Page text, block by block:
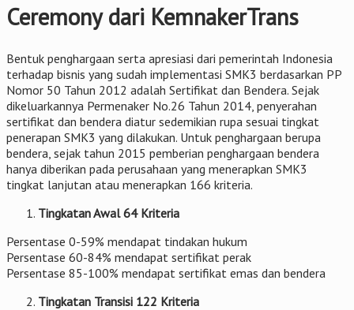
Ceremony dari KemnakerTrans
Bentuk penghargaan serta apresiasi dari pemerintah Indonesia
terhadap bisnis yang sudah implementasi SMK3 berdasarkan PP
Nomor 50 Tahun 2012 adalah Sertifikat dan Bendera. Sejak
dikeluarkannya Permenaker No.26 Tahun 2014, penyerahan
sertifikat dan bendera diatur sedemikian rupa sesuai tingkat
penerapan SMK3 yang dilakukan. Untuk penghargaan berupa
bendera, sejak tahun 2015 pemberian penghargaan bendera
hanya diberikan pada perusahaan yang menerapkan SMK3
tingkat lanjutan atau menerapkan 166 kriteria.
Tingkatan Awal 64 Kriteria
Persentase 0-59% mendapat tindakan hukum
Persentase 60-84% mendapat sertifikat perak
Persentase 85-100% mendapat sertifikat emas dan bendera
Tingkatan Transisi 122 Kriteria